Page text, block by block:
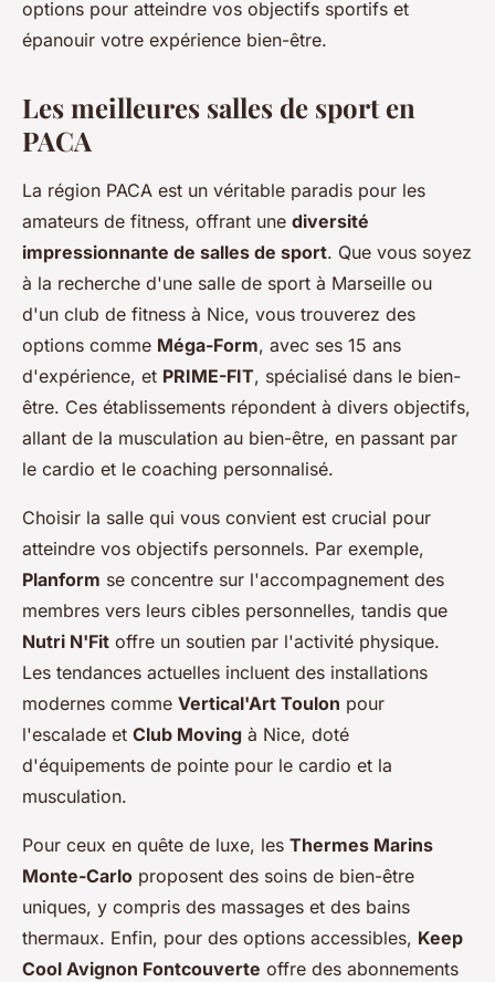
options pour atteindre vos objectifs sportifs et
épanouir votre expérience bien-être.
Les meilleures salles de sport en
PACA
La région PACA est un véritable paradis pour les
amateurs de fitness, offrant une diversité
impressionnante de salles de sport. Que vous soyez
à la recherche d'une salle de sport à Marseille ou
d'un club de fitness à Nice, vous trouverez des
options comme Méga-Form, avec ses 15 ans
d'expérience, et PRIME-FIT, spécialisé dans le bien-
être. Ces établissements répondent à divers objectifs,
allant de la musculation au bien-être, en passant par
le cardio et le coaching personnalisé.
Choisir la salle qui vous convient est crucial pour
atteindre vos objectifs personnels. Par exemple,
Planform se concentre sur l'accompagnement des
membres vers leurs cibles personnelles, tandis que
Nutri N'Fit offre un soutien par l'activité physique.
Les tendances actuelles incluent des installations
modernes comme Vertical'Art Toulon pour
l'escalade et Club Moving à Nice, doté
d'équipements de pointe pour le cardio et la
musculation.
Pour ceux en quête de luxe, les Thermes Marins
Monte-Carlo proposent des soins de bien-être
uniques, y compris des massages et des bains
thermaux. Enfin, pour des options accessibles, Keep
Cool Avignon Fontcouverte offre des abonnements